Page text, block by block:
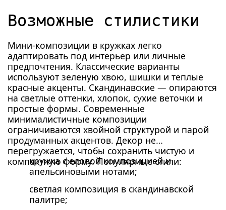
Возможные стилистики
Мини-композиции в кружках легко
адаптировать под интерьер или личные
предпочтения. Классические варианты
используют зеленую хвою, шишки и теплые
красные акценты. Скандинавские — опираются
на светлые оттенки, хлопок, сухие веточки и
простые формы. Современные
минималистичные композиции
ограничиваются хвойной структурой и парой
продуманных акцентов. Декор не
перегружается, чтобы сохранить чистую и
компактную форму. Популярные стили:
кружка с еловой композицией и
апельсиновыми нотами;
светлая композиция в скандинавской
палитре;